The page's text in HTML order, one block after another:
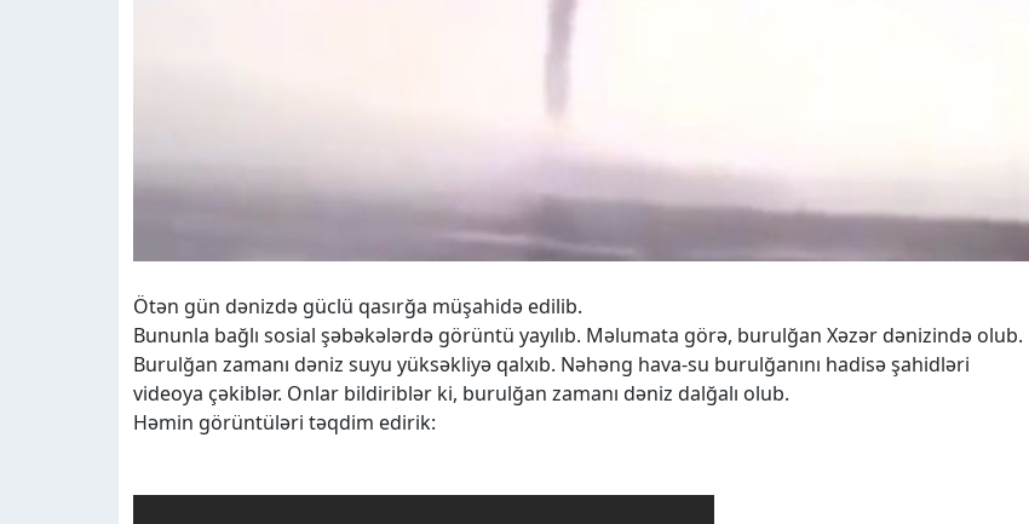
Ötən gün dənizdə güclü qasırğa müşahidə edilib.
Bununla bağlı sosial şəbəkələrdə görüntü yayılıb. Məlumata görə, burulğan Xəzər dənizində olub.
Burulğan zamanı dəniz suyu yüksəkliyə qalxıb. Nəhəng hava-su burulğanını hadisə şahidləri
videoya çəkiblər. Onlar bildiriblər ki, burulğan zamanı dəniz dalğalı olub.
Həmin görüntüləri təqdim edirik: